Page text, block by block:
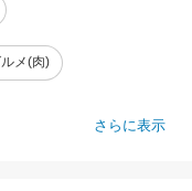
メ(肉)
さらに表示